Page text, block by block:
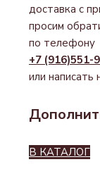
доставка с
просим
по телефону
+7 (916)551-
или написать
В КАТАЛОГ